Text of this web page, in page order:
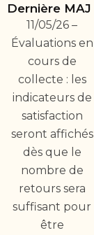
Dernière MAJ
11/05/26 –
Évaluations en
cours de
collecte : les
indicateurs de
satisfaction
seront affichés
dès que le
nombre de
retours sera
suffisant pour
être